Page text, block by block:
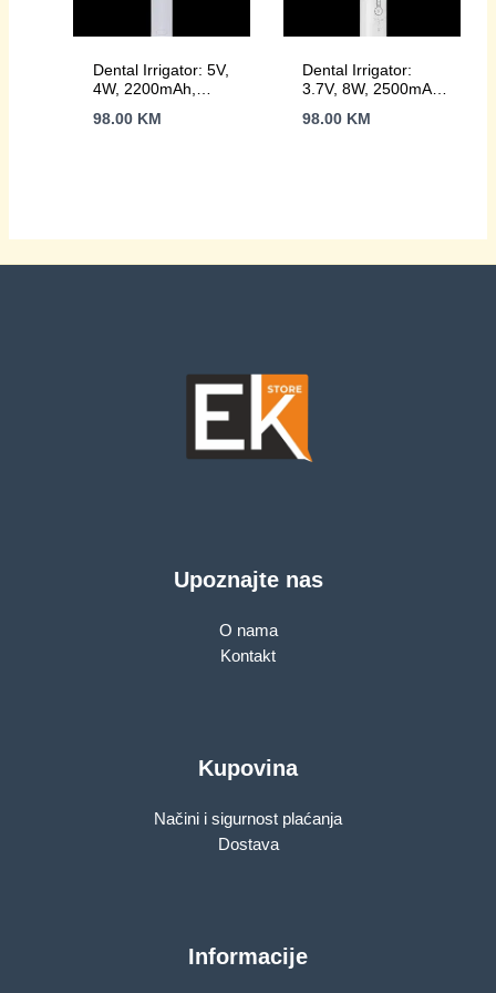
Dental Irrigator: 5V,
4W, 2200mAh,
98.00 KM
Dental Irrigator:
3.7V, 8W, 2500mAh,
98.00 KM
Upoznajte nas
O nama
Kontakt
Kupovina
Načini i sigurnost plaćanja
Dostava
Informacije